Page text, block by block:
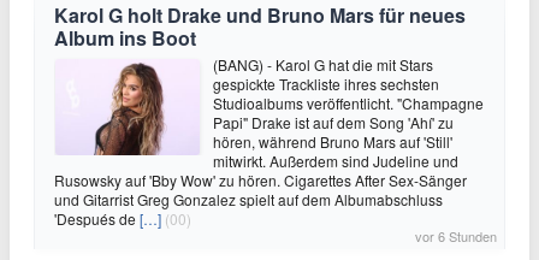
Karol G holt Drake und Bruno Mars für neues
Album ins Boot
(BANG) - Karol G hat die mit Stars
gespickte Trackliste ihres sechsten
Studioalbums veröffentlicht. "Champagne
Papi" Drake ist auf dem Song 'Ahí' zu
hören, während Bruno Mars auf 'Still'
mitwirkt. Außerdem sind Judeline und
Rusowsky auf 'Bby Wow' zu hören. Cigarettes After Sex-Sänger
und Gitarrist Greg Gonzalez spielt auf dem Albumabschluss
'Después de […] (00)
vor 6 Stunden